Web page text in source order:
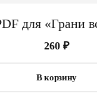
для «Грани
260 ₽
В корзину